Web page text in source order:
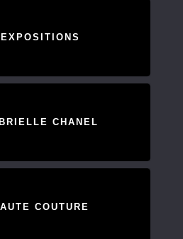
EXPOSITIONS
CHANEL
COUTURE